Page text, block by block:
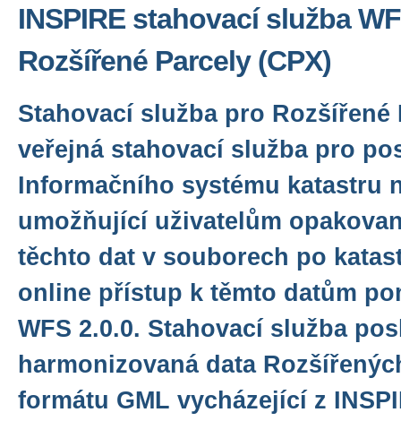
INSPIRE stahovací služba
Rozšířené Parcely (CPX)
Stahovací služba pro Rozšířené
veřejná stahovací služba pro
Informačního systému katastru
umožňující uživatelům
těchto dat v souborech po
online přístup k těmto datům
WFS 2.0.0. Stahovací služba
harmonizovaná data
formátu GML vycházející z